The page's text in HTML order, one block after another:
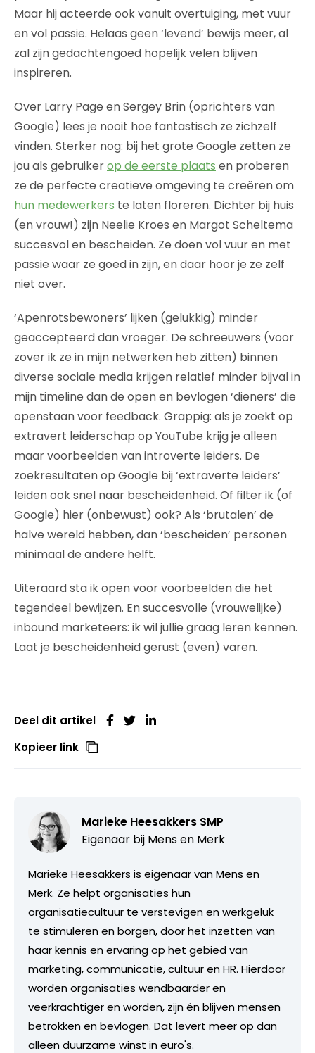
Maar hij acteerde ook vanuit overtuiging, met vuur
en vol passie. Helaas geen ‘levend’ bewijs meer, al
zal zijn gedachtengoed hopelijk velen blijven
inspireren.
Over Larry Page en Sergey Brin (oprichters van
Google) lees je nooit hoe fantastisch ze zichzelf
vinden. Sterker nog: bij het grote Google zetten ze
jou als gebruikerop de eerste plaats en proberen
ze de perfecte creatieve omgeving te creëren om
hun medewerkers te laten floreren. Dichter bij huis
(en vrouw!) zijn Neelie Kroes en Margot Scheltema
succesvol en bescheiden. Ze doen vol vuur en met
passie waar ze goed in zijn, en daar hoor je ze zelf
niet over.
‘Apenrotsbewoners’ lijken (gelukkig) minder
geaccepteerd dan vroeger. De schreeuwers (voor
zover ik ze in mijn netwerken heb zitten) binnen
diverse sociale media krijgen relatief minder bijval in
mijn timeline dan de open en bevlogen ‘dieners’ die
openstaan voor feedback. Grappig: als je zoekt op
extravert leiderschap op YouTube krijg je alleen
maar voorbeelden van introverte leiders. De
zoekresultaten op Google bij ‘extraverte leiders’
leiden ook snel naar bescheidenheid. Of filter ik (of
Google) hier (onbewust) ook? Als ‘brutalen’ de
halve wereld hebben, dan ‘bescheiden’ personen
minimaal de andere helft.
Uiteraard sta ik open voor voorbeelden die het
tegendeel bewijzen. En succesvolle (vrouwelijke)
inbound marketeers: ik wil jullie graag leren kennen.
Laat je bescheidenheid gerust (even) varen.
Deel dit artikel
Kopieer link
Marieke Heesakkers SMP
Eigenaar bij Mens en Merk
Marieke Heesakkers is eigenaar van Mens en
Merk. Ze helpt organisaties hun
organisatiecultuur te verstevigen en werkgeluk
te stimuleren en borgen, door het inzetten van
haar kennis en ervaring op het gebied van
marketing, communicatie, cultuur en HR. Hierdoor
worden organisaties wendbaarder en
veerkrachtiger en worden, zijn én blijven mensen
betrokken en bevlogen. Dat levert meer op dan
alleen duurzame winst in euro's.